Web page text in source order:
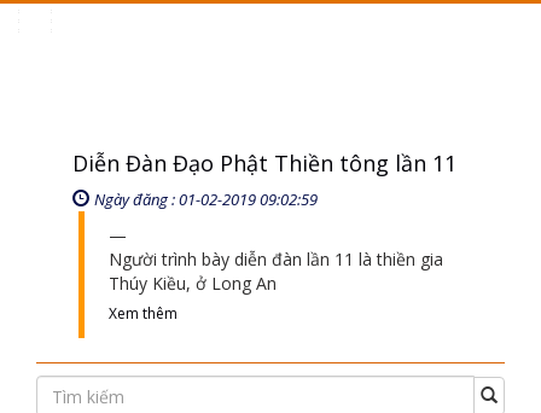
Diễn Đàn Đạo Phật Thiền tông lần 11
Ngày đăng : 01-02-2019 09:02:59
Người trình bày diễn đàn lần 11 là thiền gia
Thúy Kiều, ở Long An
Xem thêm